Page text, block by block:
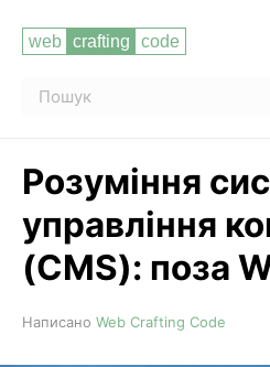
Розуміння
управління
(CMS): поза
Читати
Написано Web Crafting Code